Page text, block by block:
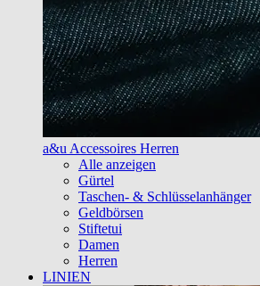
a&u Accessoires Herren
Alle anzeigen
Gürtel
Taschen- & Schlüsselanhänger
Geldbörsen
Stiftetui
Damen
Herren
LINIEN